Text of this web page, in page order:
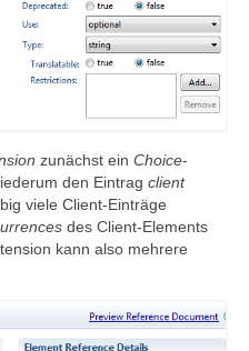
zunächst ein Choice-
den Eintrag client
viele Client-Einträge
des Client-Elements
kann also mehrere